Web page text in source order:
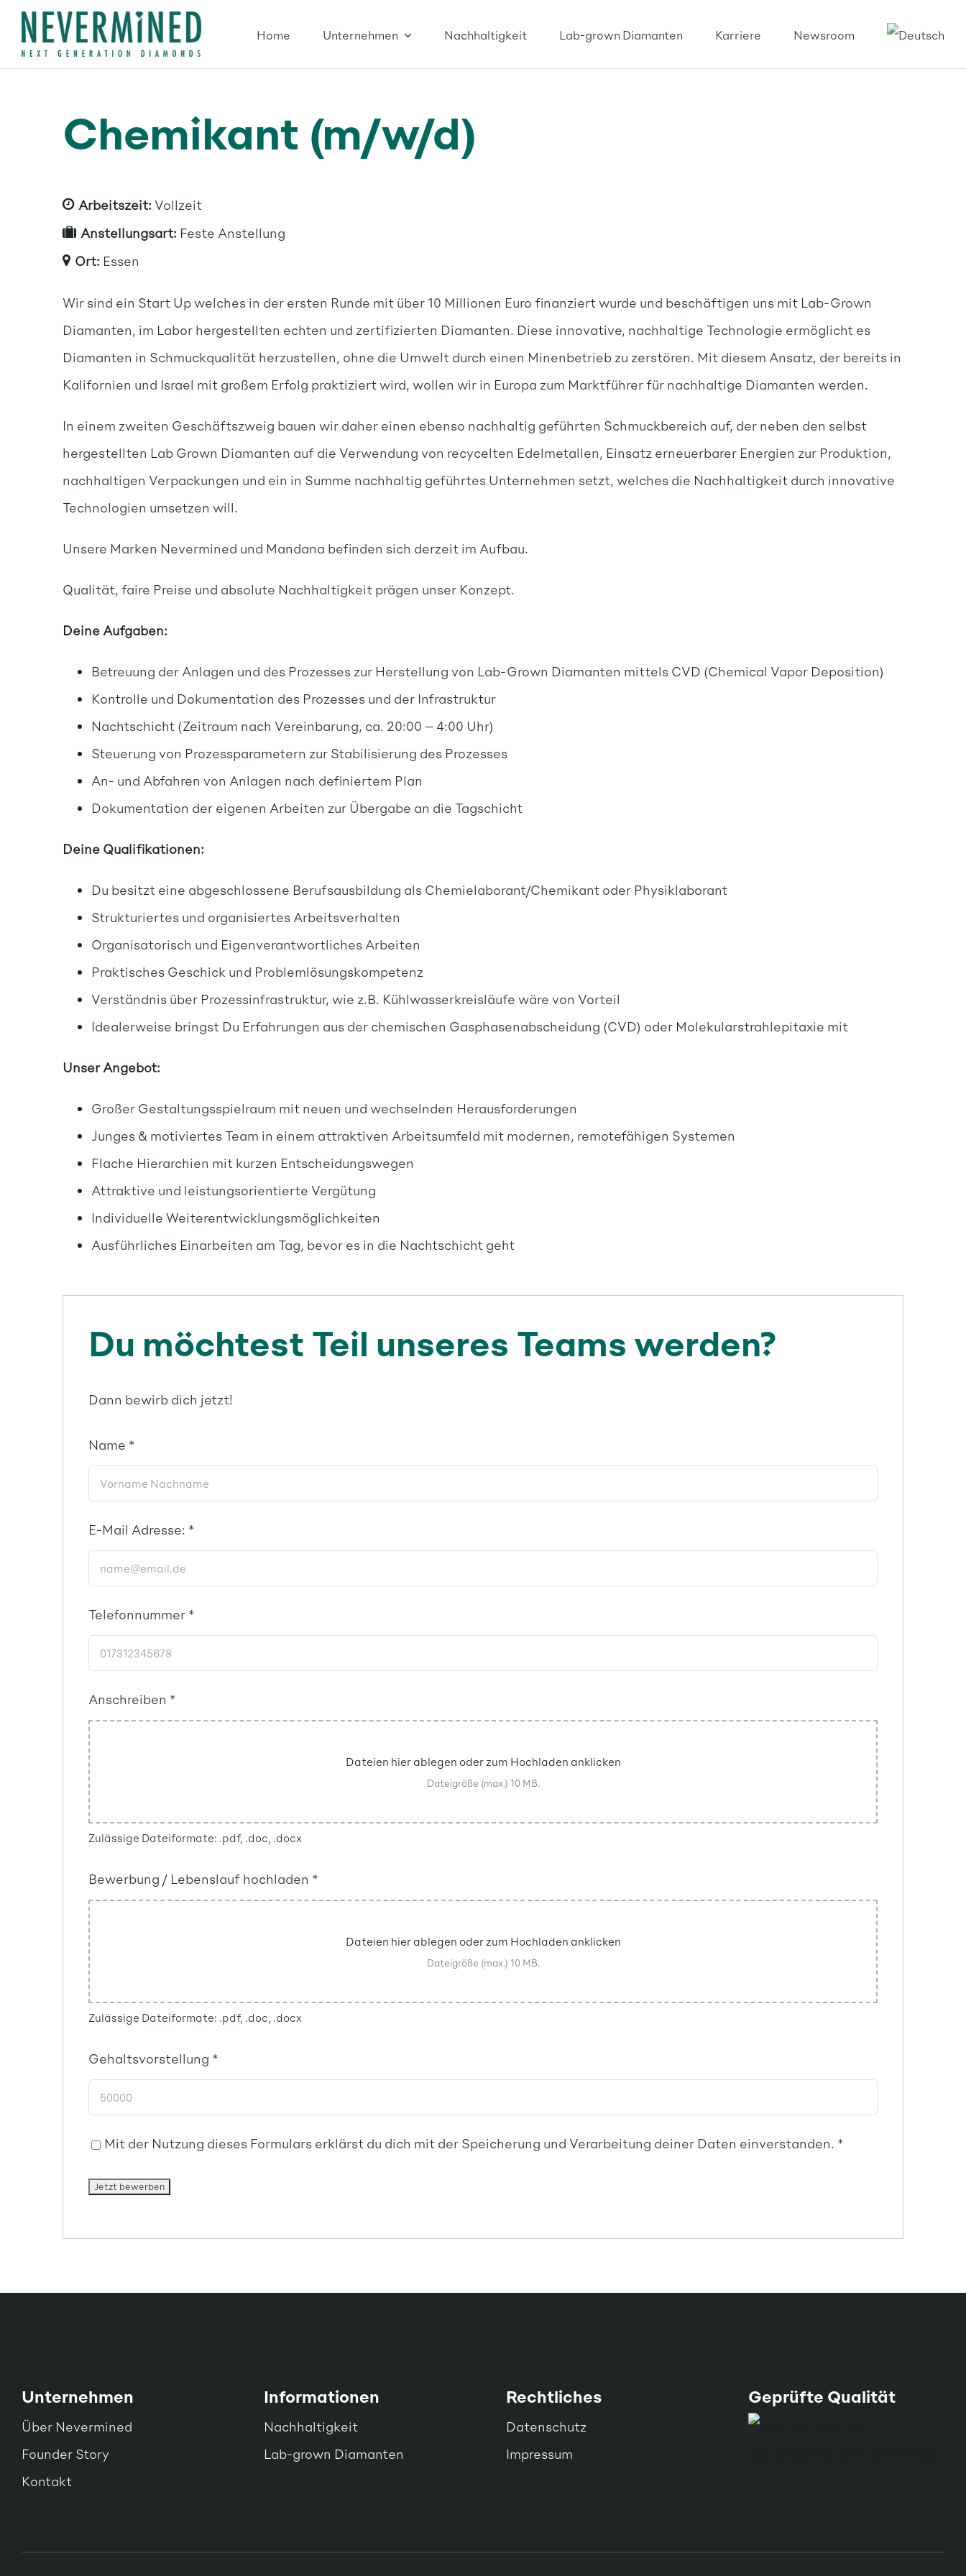
Zum
Inhalt
springen
Home Unternehmen Nachhaltigkeit Lab-grown Diamanten Karriere Newsroom
Chemikant (m/w/d)
Arbeitszeit: Vollzeit
Anstellungsart: Feste Anstellung
Ort: Essen
Wir sind ein Start Up welches in der ersten Runde mit über 10 Millionen Euro finanziert wurde und beschäftigen uns mit Lab-Grown
Diamanten, im Labor hergestellten echten und zertifizierten Diamanten. Diese innovative, nachhaltige Technologie ermöglicht es
Diamanten in Schmuckqualität herzustellen, ohne die Umwelt durch einen Minenbetrieb zu zerstören. Mit diesem Ansatz, der bereits in
Kalifornien und Israel mit großem Erfolg praktiziert wird, wollen wir in Europa zum Marktführer für nachhaltige Diamanten werden.
In einem zweiten Geschäftszweig bauen wir daher einen ebenso nachhaltig geführten Schmuckbereich auf, der neben den selbst
hergestellten Lab Grown Diamanten auf die Verwendung von recycelten Edelmetallen, Einsatz erneuerbarer Energien zur Produktion,
nachhaltigen Verpackungen und ein in Summe nachhaltig geführtes Unternehmen setzt, welches die Nachhaltigkeit durch innovative
Technologien umsetzen will.
Unsere Marken Nevermined und Mandana befinden sich derzeit im Aufbau.
Qualität, faire Preise und absolute Nachhaltigkeit prägen unser Konzept.
Deine Aufgaben:
Betreuung der Anlagen und des Prozesses zur Herstellung von Lab-Grown Diamanten mittels CVD (Chemical Vapor Deposition)
Kontrolle und Dokumentation des Prozesses und der Infrastruktur
Nachtschicht (Zeitraum nach Vereinbarung, ca. 20:00 – 4:00 Uhr)
Steuerung von Prozessparametern zur Stabilisierung des Prozesses
An- und Abfahren von Anlagen nach definiertem Plan
Dokumentation der eigenen Arbeiten zur Übergabe an die Tagschicht
Deine Qualifikationen:
Du besitzt eine abgeschlossene Berufsausbildung als Chemielaborant/Chemikant oder Physiklaborant
Strukturiertes und organisiertes Arbeitsverhalten
Organisatorisch und Eigenverantwortliches Arbeiten
Praktisches Geschick und Problemlösungskompetenz
Verständnis über Prozessinfrastruktur, wie z.B. Kühlwasserkreisläufe wäre von Vorteil
Idealerweise bringst Du Erfahrungen aus der chemischen Gasphasenabscheidung (CVD) oder Molekularstrahlepitaxie mit
Unser Angebot:
Großer Gestaltungsspielraum mit neuen und wechselnden Herausforderungen
Junges & motiviertes Team in einem attraktiven Arbeitsumfeld mit modernen, remotefähigen Systemen
Flache Hierarchien mit kurzen Entscheidungswegen
Attraktive und leistungsorientierte Vergütung
Individuelle Weiterentwicklungsmöglichkeiten
Ausführliches Einarbeiten am Tag, bevor es in die Nachtschicht geht
Du möchtest Teil unseres Teams werden?
Dann bewirb dich jetzt!
Name *
E-Mail Adresse: *
Telefonnummer *
Anschreiben *
Dateien hier ablegen oder zum Hochladen anklicken
Dateigröße (max.) 10 MB.
Zulässige Dateiformate: .pdf, .doc, .docx
Bewerbung / Lebenslauf hochladen *
Dateien hier ablegen oder zum Hochladen anklicken
Dateigröße (max.) 10 MB.
Zulässige Dateiformate: .pdf, .doc, .docx
Gehaltsvorstellung *
Mit der Nutzung dieses Formulars erklärst du dich mit der Speicherung und Verarbeitung deiner Daten einverstanden. *
Unternehmen
Über Nevermined
Founder Story
Kontakt
Informationen
Nachhaltigkeit
Lab-grown Diamanten
Rechtliches
Datenschutz
Impressum
Geprüfte Qualität